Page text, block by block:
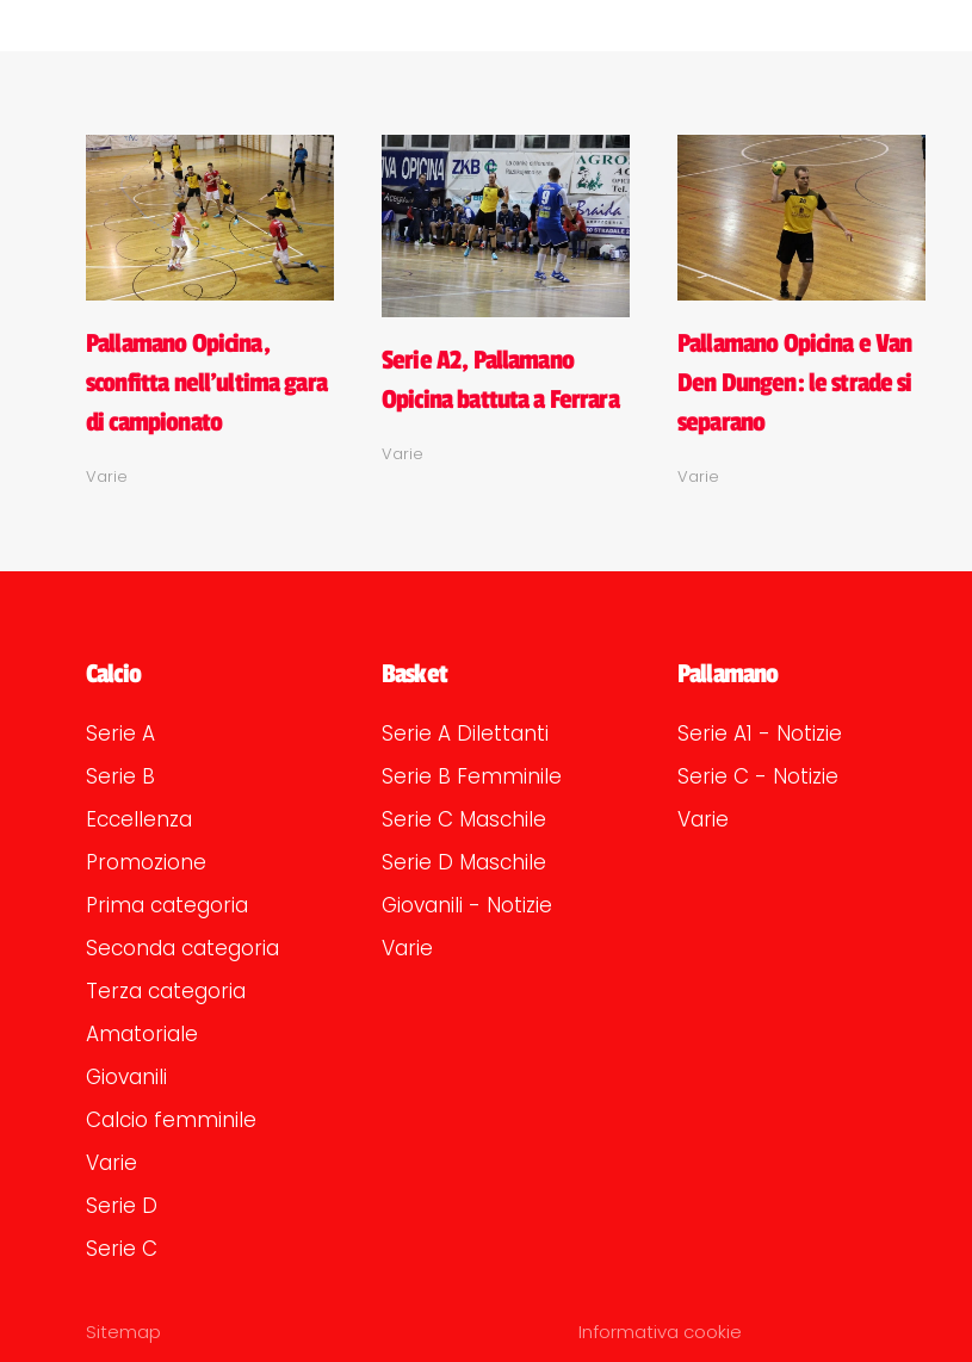
Pallamano Opicina,
sconfitta nell'ultima gara
di campionato
Varie
Serie A2, Pallamano
Opicina battuta a Ferrara
Varie
Pallamano Opicina e Van
Den Dungen: le strade si
separano
Varie
Calcio
Serie A
Serie B
Eccellenza
Promozione
Prima categoria
Seconda categoria
Terza categoria
Amatoriale
Giovanili
Calcio femminile
Varie
Serie D
Serie C
Basket
Serie A Dilettanti
Serie B Femminile
Serie C Maschile
Serie D Maschile
Giovanili - Notizie
Varie
Pallamano
Serie A1 - Notizie
Serie C - Notizie
Varie
Sitemap Informativa cookie